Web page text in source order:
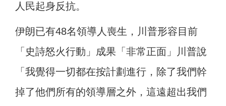
人民起身反抗。
伊朗已有48名領導人喪生，川普形容目前
「史詩怒火行動」成果「非常正面」川普說
「我覺得一切都在按計劃進行，除了我們幹
掉了他們所有的領導層之外，這遠超出我們